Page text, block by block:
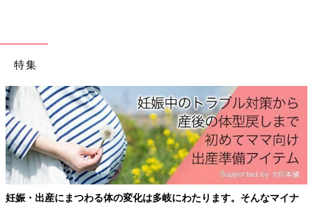
一生ものになる赤ちゃんの名前。そんな大切なものだからこそ、
名付けの悩みは尽きないのかもしれません。先輩ママたちが名付
特集
妊娠・出産にまつわる体の変化は多岐にわたります。そんなマイナ